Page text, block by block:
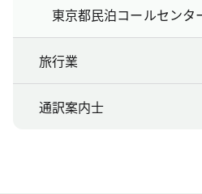
東京都民泊コールセンタ
旅行業
通訳案内士